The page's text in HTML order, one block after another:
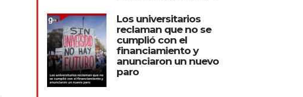
Los universitarios
reclaman que no se
cumplió con el
financiamiento y
anunciaron un nuevo
paro